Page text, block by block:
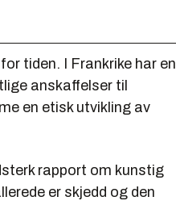
tiden. I Frankrike har en
anskaffelser til
en etisk utvikling av
rapport om kunstig
er skjedd og den